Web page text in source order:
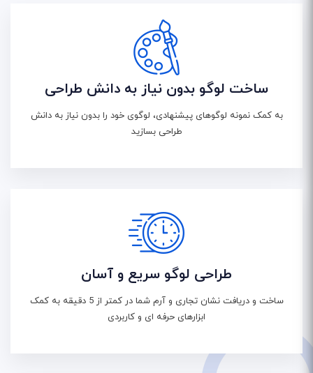
ساخت لوگو بدون نیاز به دانش طراحی
به کمک نمونه لوگوهای پیشنهادی، لوگوی خود را بدون نیاز به دانش
طراحی بسازید
طراحی لوگو سریع و آسان
ساخت و دریافت نشان تجاری و آرم شما در کمتر از 5 دقیقه به کمک
ابزارهای حرفه ای و کاربردی